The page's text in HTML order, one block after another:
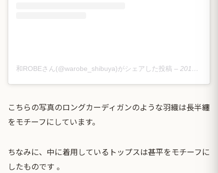
和ROBEさん(@warobe_shibuya)がシェアした投稿 – 2019年 3月月20日午後10時51分PDT
こちらの写真のロングカーディガンのような羽織は長半纏
をモチーフにしています。
ちなみに、中に着用しているトップスは甚平をモチーフに
したものです 。